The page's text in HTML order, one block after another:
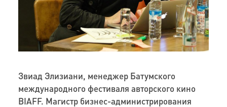
Звиад Элизиани, менеджер Батумского
международного фестиваля авторского кино
BIAFF. Магистр бизнес-администрирования